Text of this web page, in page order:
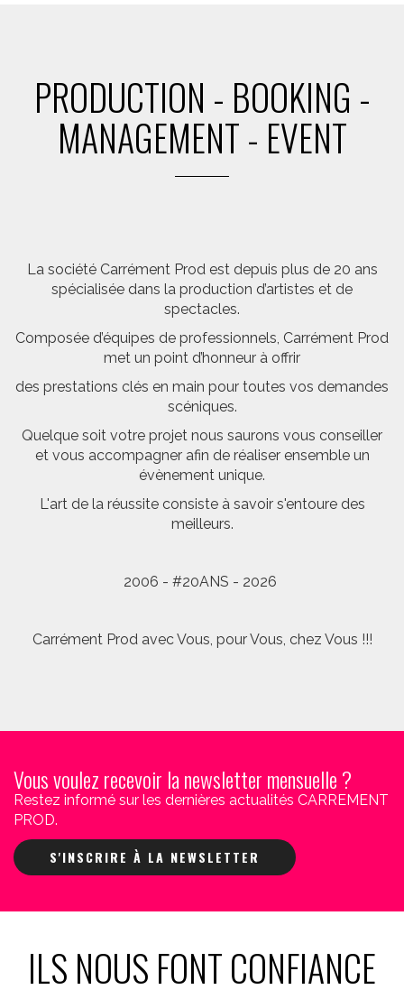
PRODUCTION - BOOKING -
MANAGEMENT - EVENT
La société Carrément Prod est depuis plus de 20 ans
spécialisée dans la production d’artistes et de
spectacles.
Composée d’équipes de professionnels, Carrément Prod
met un point d’honneur à offrir
des prestations clés en main pour toutes vos demandes
scéniques.
Quelque soit votre projet nous saurons vous conseiller
et vous accompagner afin de réaliser ensemble un
évènement unique.
L'art de la réussite consiste à savoir s'entoure des
meilleurs.
2006 - #20ANS - 2026
Carrément Prod avec Vous, pour Vous, chez Vous !!!
Vous voulez recevoir la newsletter mensuelle ?
Restez informé sur les dernières actualités CARREMENT
PROD.
S'INSCRIRE À LA NEWSLETTER
ILS NOUS FONT CONFIANCE